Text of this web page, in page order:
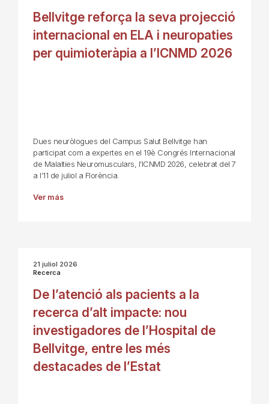
Bellvitge reforça la seva projecció
internacional en ELA i neuropaties
per quimioteràpia a l’ICNMD 2026
Dues neuròlogues del Campus Salut Bellvitge han
participat com a expertes en el 19è Congrés Internacional
de Malalties Neuromusculars, l’ICNMD 2026, celebrat del 7
a l’11 de juliol a Florència.
Ver más
21 juliol 2026
Recerca
De l’atenció als pacients a la
recerca d’alt impacte: nou
investigadores de l’Hospital de
Bellvitge, entre les més
destacades de l’Estat